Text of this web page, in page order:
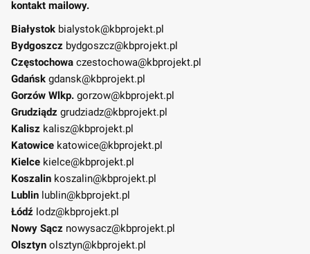
kontakt mailowy.
Białystok bialystok@kbprojekt.pl
Bydgoszcz bydgoszcz@kbprojekt.pl
Częstochowa czestochowa@kbprojekt.pl
Gdańsk gdansk@kbprojekt.pl
Gorzów Wlkp. gorzow@kbprojekt.pl
Grudziądz grudziadz@kbprojekt.pl
Kalisz kalisz@kbprojekt.pl
Katowice katowice@kbprojekt.pl
Kielce kielce@kbprojekt.pl
Koszalin koszalin@kbprojekt.pl
Lublin lublin@kbprojekt.pl
Łódź lodz@kbprojekt.pl
Nowy Sącz nowysacz@kbprojekt.pl
Olsztyn olsztyn@kbprojekt.pl